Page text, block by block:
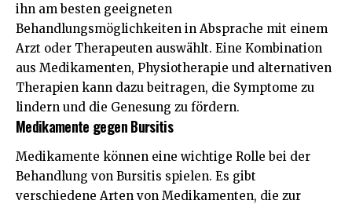
ihn am besten geeigneten
Behandlungsmöglichkeiten in Absprache mit einem
Arzt oder Therapeuten auswählt. Eine Kombination
aus Medikamenten, Physiotherapie und alternativen
Therapien kann dazu beitragen, die Symptome zu
lindern und die Genesung zu fördern.
Medikamente gegen Bursitis
Medikamente können eine wichtige Rolle bei der
Behandlung von Bursitis spielen. Es gibt
verschiedene Arten von Medikamenten, die zur